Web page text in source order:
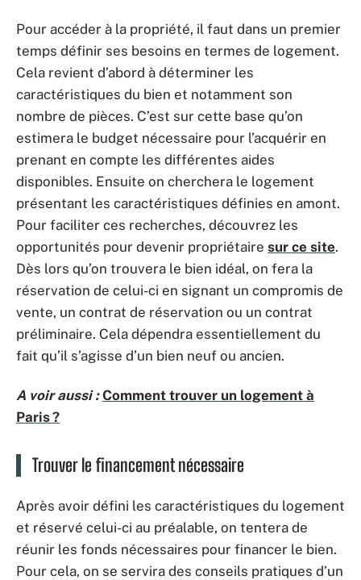
Pour accéder à la propriété, il faut dans un premier
temps définir ses besoins en termes de logement.
Cela revient d’abord à déterminer les
caractéristiques du bien et notamment son
nombre de pièces. C’est sur cette base qu’on
estimera le budget nécessaire pour l’acquérir en
prenant en compte les différentes aides
disponibles. Ensuite on cherchera le logement
présentant les caractéristiques définies en amont.
Pour faciliter ces recherches, découvrez les
opportunités pour devenir propriétaire sur ce site.
Dès lors qu’on trouvera le bien idéal, on fera la
réservation de celui-ci en signant un compromis de
vente, un contrat de réservation ou un contrat
préliminaire. Cela dépendra essentiellement du
fait qu’il s’agisse d’un bien neuf ou ancien.
A voir aussi : Comment trouver un logement à
Paris ?
Trouver le financement nécessaire
Après avoir défini les caractéristiques du logement
et réservé celui-ci au préalable, on tentera de
réunir les fonds nécessaires pour financer le bien.
Pour cela, on se servira des conseils pratiques d’un